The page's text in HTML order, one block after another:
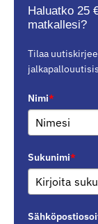
Haluatko 25
matkallesi?
Tilaa
Nimi*
Sukunimi*